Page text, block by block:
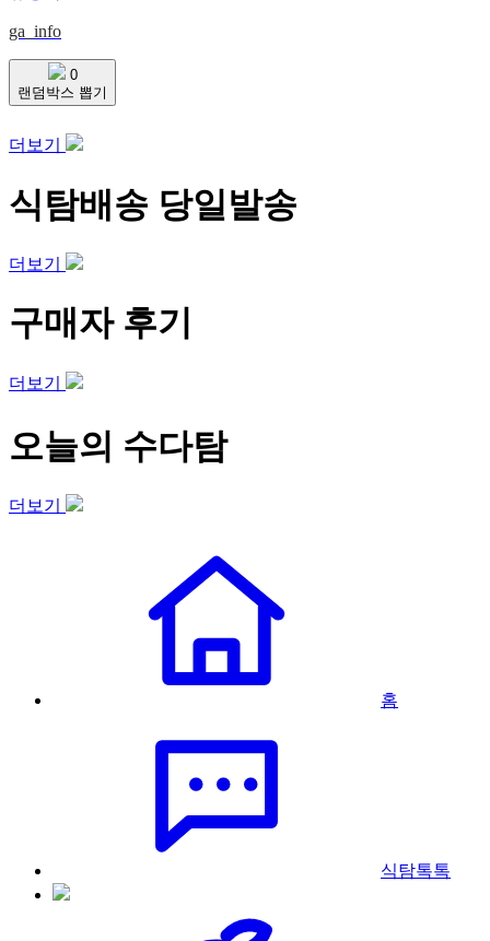
ga_info
0
랜덤박스 뽑기
더보기
식탐배송 당일발송
더보기
구매자 후기
더보기
오늘의 수다탐
더보기
홈
식탐톡톡